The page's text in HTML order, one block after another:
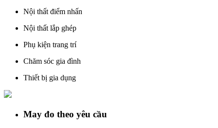
Nội thất điểm nhấn
Nội thất lắp ghép
Phụ kiện trang trí
Chăm sóc gia đình
Thiết bị gia dụng
May đo theo yêu cầu